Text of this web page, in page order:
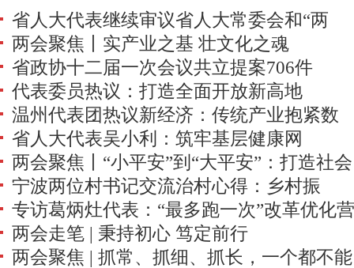
省人大代表继续审议​省人大常委会和“两
院”工作报告
两会聚焦丨实产业之基 壮文化之魂
省政协十二届一次会议共立提案706件
代表委员热议：打造全面开放新高地
温州代表团热议新经济：传统产业抱紧数
字经济
省人大代表吴小利：筑牢基层健康网
两会聚焦丨“小平安”到“大平安”：打造社会
治理浙江样本
宁波两位村书记交流治村心得：乡村振
兴，走好“善治”之路
专访葛炳灶代表：“最多跑一次”改革优化营
商环境
两会走笔 | 秉持初心 笃定前行
两会聚焦 | 抓常、抓细、抓长，一个都不能